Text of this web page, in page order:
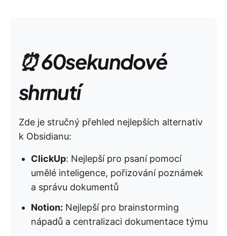
⏰ 60sekundové
shrnutí
Zde je stručný přehled nejlepších alternativ
k Obsidianu:
ClickUp: Nejlepší pro psaní pomocí
umělé inteligence, pořizování poznámek
a správu dokumentů
Notion: Nejlepší pro brainstorming
nápadů a centralizaci dokumentace týmu